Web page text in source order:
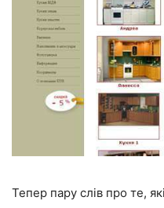
Тепер пару слів про те,